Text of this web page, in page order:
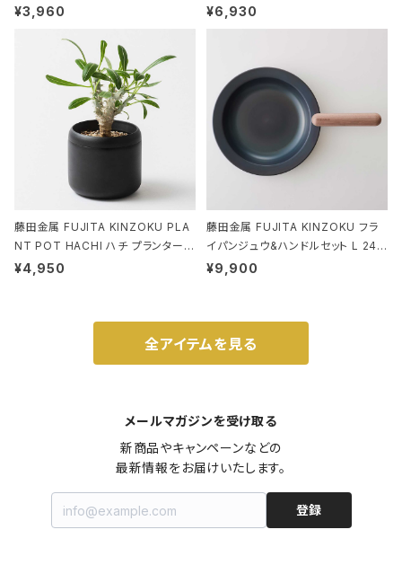
EANUTS ROO-shopper mid 84
ド.ピーナッツ-0P 3Dグラス
¥3,960
stand ブラウン
¥6,930
藤田金属 FUJITA KINZOKU PLA
NT POT HACHI ハチ プランターポ
ット 3号 ブラック
¥4,950
藤田金属 FUJITA KINZOKU フラ
イパンジュウ&ハンドルセット L 24c
m ガス火・IH対応 鉄フライパン ウォ
¥9,900
全アイテムを見る
メールマガジンを受け取る
新商品やキャンペーンなどの
最新情報をお届けいたします。
登録